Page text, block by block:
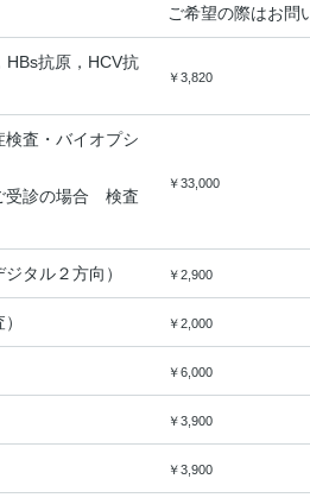
ご希望の際はお問
HBs抗原，HCV抗
￥3,820
査・バイオプシ
受診の場合 検査
￥33,000
タル２方向） ￥2,900
￥2,000
￥6,000
￥3,900
￥3,900